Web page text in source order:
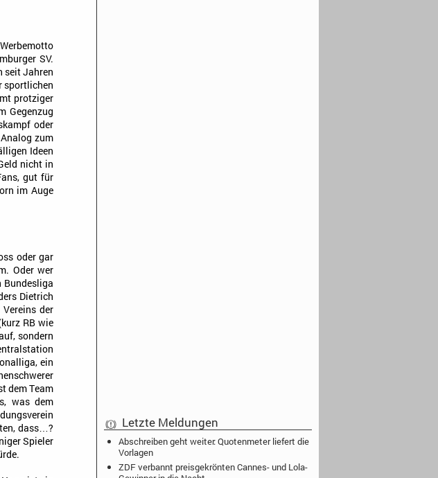
SV.
seit Jahren
sportlichen
protziger
Gegenzug
oder
zum
Ideen
nicht in
gut für
im Auge
oder gar
Oder wer
Bundesliga
Dietrich
der
RB wie
sondern
ein
dem Team
was dem
dass…?
Spieler
Letzte Meldungen
Abschreiben geht weiter: Quotenmeter liefert die
Vorlagen
ZDF verbannt preisgekrönten Cannes- und Lola-